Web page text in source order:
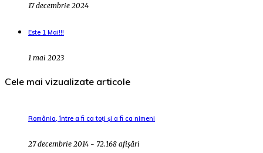
17 decembrie 2024
Este 1 Mai!!!
1 mai 2023
Cele mai vizualizate articole
România, între a fi ca toți și a fi ca nimeni
27 decembrie 2014 - 72.168 afișări